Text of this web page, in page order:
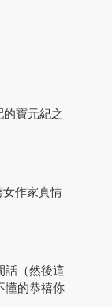
的寶元紀之
作家真情
話（然後這
懂的恭禧你